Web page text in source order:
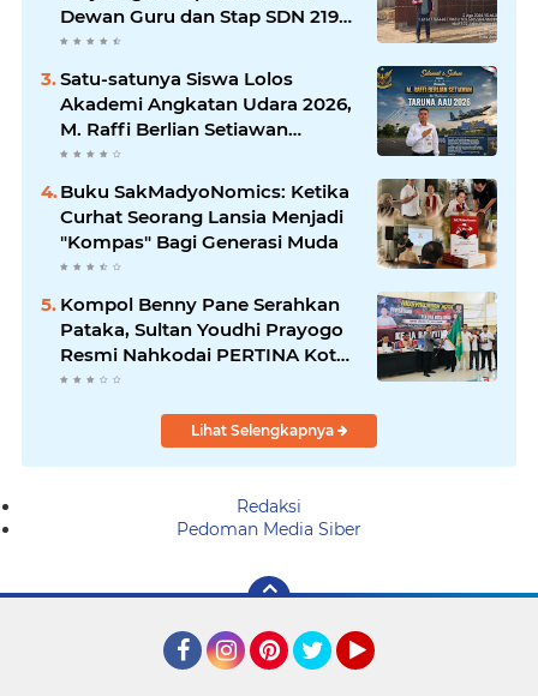
Dewan Guru dan Stap SDN 219
Kota Jambi, Sekolah Dapat
Satu-satunya Siswa Lolos
Akademi Angkatan Udara 2026,
M. Raffi Berlian Setiawan
Harumkan Nama SMAN 3 Kota
Buku SakMadyoNomics: Ketika
Curhat Seorang Lansia Menjadi
"Kompas" Bagi Generasi Muda
Kompol Benny Pane Serahkan
Pataka, Sultan Youdhi Prayogo
Resmi Nahkodai PERTINA Kota
Jambi
Lihat Selengkapnya
Redaksi
Pedoman Media Siber